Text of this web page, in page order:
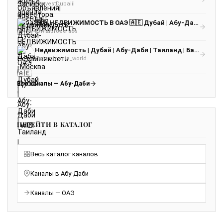
@investDubaiii
🇦🇪 НЕДВИЖИМОСТЬ В ОАЭ 🇦🇪 Дубай | Абу-Даби | WIZI
@wiziproperties
Недвижимость | Дубай | Абу-Даби | Таиланд | Бали | Испания | Dominanta
@dominanta_world
Все каналы — Абу-Даби
ПЕРЕЙТИ В КАТАЛОГ
Весь каталог каналов
Каналы в Абу-Даби
Каналы — ОАЭ